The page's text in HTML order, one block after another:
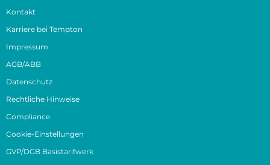
Kontakt
Karriere bei Tempton
Impressum
AGB/ABB
Datenschutz
Rechtliche Hinweise
Compliance
Cookie-Einstellungen
GVP/DGB Basistarifwerk